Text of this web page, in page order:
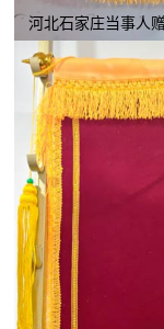
河北石家庄当事人